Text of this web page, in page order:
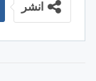
انشر